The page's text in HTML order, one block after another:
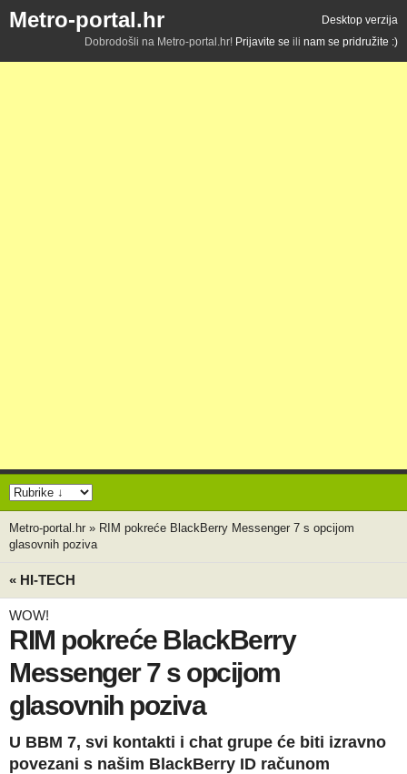
Metro-portal.hr
Desktop verzija
Dobrodošli na Metro-portal.hr! Prijavite se ili nam se pridružite :)
Metro-portal.hr » RIM pokreće BlackBerry Messenger 7 s opcijom
glasovnih poziva
« HI-TECH
WOW!
RIM pokreće BlackBerry
Messenger 7 s opcijom
glasovnih poziva
U BBM 7, svi kontakti i chat grupe će biti izravno
povezani s našim BlackBerry ID računom